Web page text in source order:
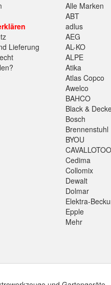
Lieferung
Alle Marken
ABT
adlus
AEG
AL-KO
ALPE
Atika
Atlas Copco
Awelco
BAHCO
Black &
Bosch
Brennenstuhl
BYOU
Cedima
Collomix
Dewalt
Dolmar
Elektra-
Epple
Mehr